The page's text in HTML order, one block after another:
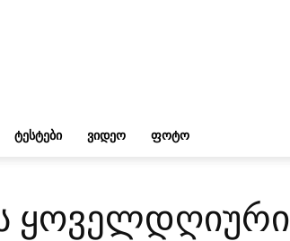
ᲢᲔᲡᲢᲔᲑᲘ ᲕᲘᲓᲔᲝ ᲤᲝᲢᲝ
ყოველდღიური